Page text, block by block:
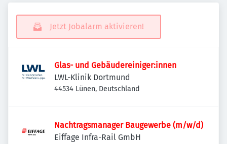
Jetzt Jobalarm aktivieren!
Glas- und Gebäudereiniger:innen
LWL-Klinik Dortmund
44534 Lünen, Deutschland
Nachtragsmanager Baugewerbe (m/w/d)
Eiffage Infra-Rail GmbH